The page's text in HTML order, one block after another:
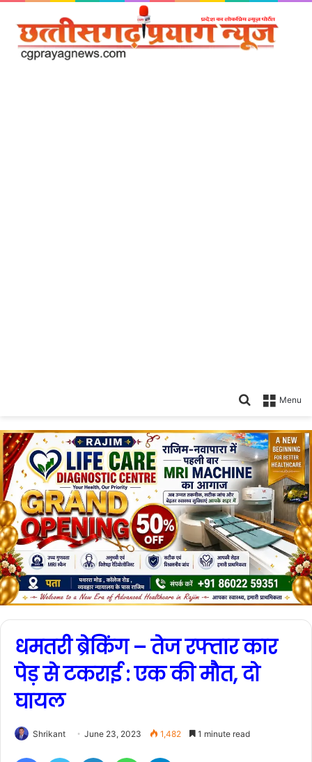
Menu
Search
धमतरी ब्रेकिंग – तेज रफ्तार कार
पेड़ से टकराई : एक की मौत, दो
घायल
Shrikant June 23, 2023 1,482 1 minute read